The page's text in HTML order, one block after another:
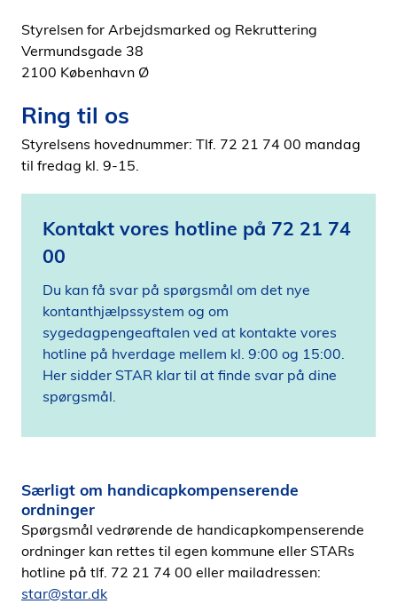
Styrelsen for Arbejdsmarked og Rekruttering
Vermundsgade 38
2100 København Ø
Ring til os
Styrelsens hovednummer: Tlf. 72 21 74 00 mandag
til fredag kl. 9-15.
Kontakt vores hotline på 72 21 74
00
Du kan få svar på spørgsmål om det nye
kontanthjælpssystem og om
sygedagpengeaftalen ved at kontakte vores
hotline på hverdage mellem kl. 9:00 og 15:00.
Her sidder STAR klar til at finde svar på dine
spørgsmål.
Særligt om handicapkompenserende
ordninger
Spørgsmål vedrørende de handicapkompenserende
ordninger kan rettes til egen kommune eller STARs
hotline på tlf. 72 21 74 00 eller mailadressen:
star@star.dk